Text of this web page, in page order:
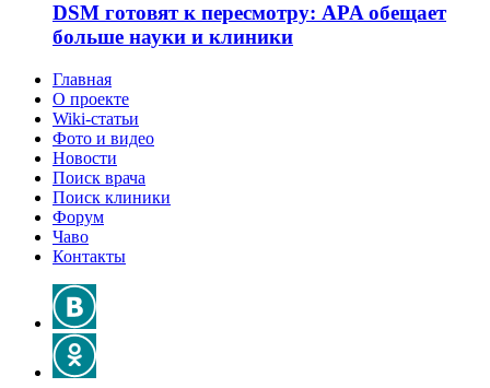
DSM готовят к пересмотру: APA обещает
больше науки и клиники
Главная
О проекте
Wiki-статьи
Фото и видео
Новости
Поиск врача
Поиск клиники
Форум
Чаво
Контакты